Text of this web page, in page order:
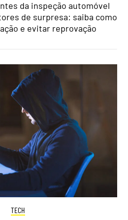
da inspeção automóvel
de surpresa: saiba como
e evitar reprovação
TECH